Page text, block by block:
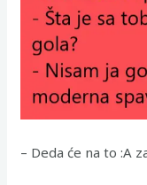
– Deda će na to :A